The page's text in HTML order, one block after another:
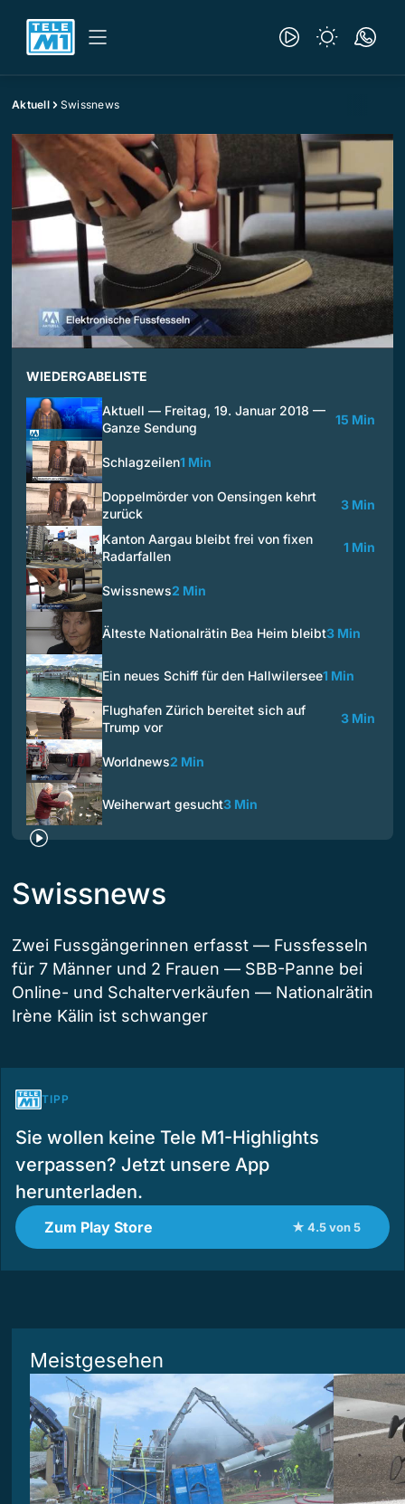
Aktuell Swissnews
WIEDERGABELISTE
Aktuell — Freitag, 19. Januar 2018 —
Ganze Sendung
15 Min
Schlagzeilen1 Min
Doppelmörder von Oensingen kehrt
zurück
3 Min
Kanton Aargau bleibt frei von fixen
Radarfallen
1 Min
Swissnews2 Min
Älteste Nationalrätin Bea Heim bleibt3 Min
Ein neues Schiff für den Hallwilersee1 Min
Flughafen Zürich bereitet sich auf
Trump vor
3 Min
Worldnews2 Min
Weiherwart gesucht3 Min
Swissnews
Zwei Fussgängerinnen erfasst — Fussfesseln
für 7 Männer und 2 Frauen — SBB-Panne bei
Online- und Schalterverkäufen — Nationalrätin
Irène Kälin ist schwanger
TIPP
Sie wollen keine Tele M1-Highlights
verpassen? Jetzt unsere App
herunterladen.
Zum Play Store ★ 4.5 von 5
Meistgesehen